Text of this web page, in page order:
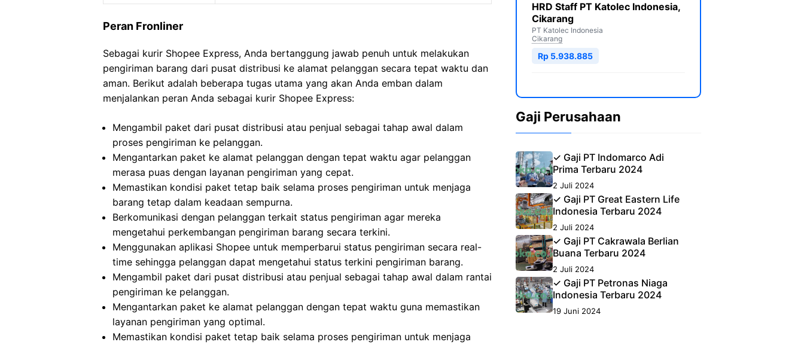
Peran Fronliner
Sebagai kurir Shopee Express, Anda bertanggung jawab penuh untuk melakukan
pengiriman barang dari pusat distribusi ke alamat pelanggan secara tepat waktu dan
aman. Berikut adalah beberapa tugas utama yang akan Anda emban dalam
menjalankan peran Anda sebagai kurir Shopee Express:
Mengambil paket dari pusat distribusi atau penjual sebagai tahap awal dalam
proses pengiriman ke pelanggan.
Mengantarkan paket ke alamat pelanggan dengan tepat waktu agar pelanggan
merasa puas dengan layanan pengiriman yang cepat.
Memastikan kondisi paket tetap baik selama proses pengiriman untuk menjaga
barang tetap dalam keadaan sempurna.
Berkomunikasi dengan pelanggan terkait status pengiriman agar mereka
mengetahui perkembangan pengiriman barang secara terkini.
Menggunakan aplikasi Shopee untuk memperbarui status pengiriman secara real-
time sehingga pelanggan dapat mengetahui status terkini pengiriman barang.
Mengambil paket dari pusat distribusi atau penjual sebagai tahap awal dalam rantai
pengiriman ke pelanggan.
Mengantarkan paket ke alamat pelanggan dengan tepat waktu guna memastikan
layanan pengiriman yang optimal.
Memastikan kondisi paket tetap baik selama proses pengiriman untuk menjaga
HRD Staff PT Katolec Indonesia,
Cikarang
PT Katolec Indonesia
Cikarang
Rp 5.938.885
Gaji Perusahaan
✓ Gaji PT Indomarco Adi
Prima Terbaru 2024
2 Juli 2024
✓ Gaji PT Great Eastern Life
Indonesia Terbaru 2024
2 Juli 2024
✓ Gaji PT Cakrawala Berlian
Buana Terbaru 2024
2 Juli 2024
✓ Gaji PT Petronas Niaga
Indonesia Terbaru 2024
19 Juni 2024